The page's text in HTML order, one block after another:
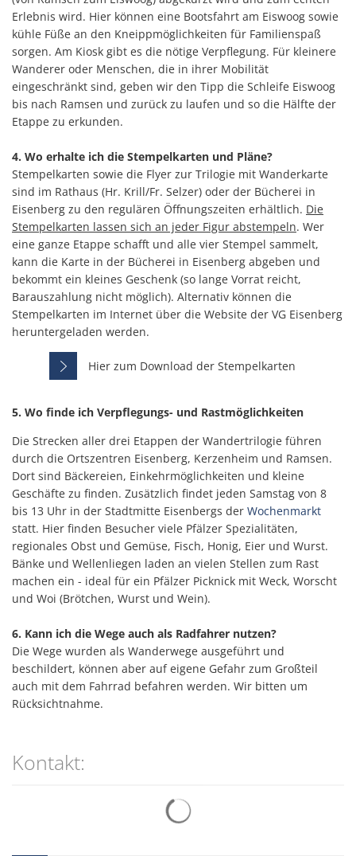
Erlebnis wird. Hier können eine Bootsfahrt am Eiswoog sowie
kühle Füße an den Kneippmöglichkeiten für Familienspaß
sorgen. Am Kiosk gibt es die nötige Verpflegung. Für kleinere
Wanderer oder Menschen, die in ihrer Mobilität
eingeschränkt sind, geben wir den Tipp die Schleife Eiswoog
bis nach Ramsen und zurück zu laufen und so die Hälfte der
Etappe zu erkunden.
4. Wo erhalte ich die Stempelkarten und Pläne?
Stempelkarten sowie die Flyer zur Trilogie mit Wanderkarte
sind im Rathaus (Hr. Krill/Fr. Selzer) oder der Bücherei in
Eisenberg zu den regulären Öffnungszeiten erhältlich. Die
Stempelkarten lassen sich an jeder Figur abstempeln. Wer
eine ganze Etappe schafft und alle vier Stempel sammelt,
kann die Karte in der Bücherei in Eisenberg abgeben und
bekommt ein kleines Geschenk (so lange Vorrat reicht,
Barauszahlung nicht möglich). Alternativ können die
Stempelkarten im Internet über die Website der VG Eisenberg
heruntergeladen werden.
Hier zum Download der Stempelkarten
5. Wo finde ich Verpflegungs- und Rastmöglichkeiten
Die Strecken aller drei Etappen der Wandertrilogie führen
durch die Ortszentren Eisenberg, Kerzenheim und Ramsen.
Dort sind Bäckereien, Einkehrmöglichkeiten und kleine
Geschäfte zu finden. Zusätzlich findet jeden Samstag von 8
bis 13 Uhr in der Stadtmitte Eisenbergs der Wochenmarkt
statt. Hier finden Besucher viele Pfälzer Spezialitäten,
regionales Obst und Gemüse, Fisch, Honig, Eier und Wurst.
Bänke und Wellenliegen laden an vielen Stellen zum Rast
machen ein - ideal für ein Pfälzer Picknick mit Weck, Worscht
und Woi (Brötchen, Wurst und Wein).
6. Kann ich die Wege auch als Radfahrer nutzen?
Die Wege wurden als Wanderwege ausgeführt und
beschildert, können aber auf eigene Gefahr zum Großteil
auch mit dem Fahrrad befahren werden. Wir bitten um
Rücksichtnahme.
Kontakt: